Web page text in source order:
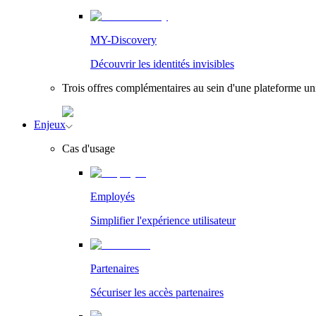
MY-Discovery
Découvrir les identités invisibles
Trois offres complémentaires au sein d'une plateforme
Enjeux
Cas d'usage
Employés
Simplifier l'expérience utilisateur
Partenaires
Sécuriser les accès partenaires